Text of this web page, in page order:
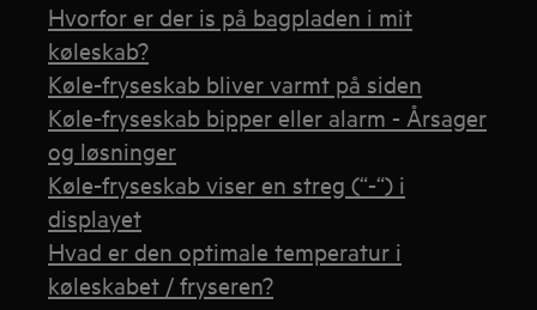
Hvorfor er der is på bagpladen i mit
køleskab?
Køle-fryseskab bliver varmt på siden
Køle-fryseskab bipper eller alarm - Årsager
og løsninger
Køle-fryseskab viser en streg (“-“) i
displayet
Hvad er den optimale temperatur i
køleskabet / fryseren?